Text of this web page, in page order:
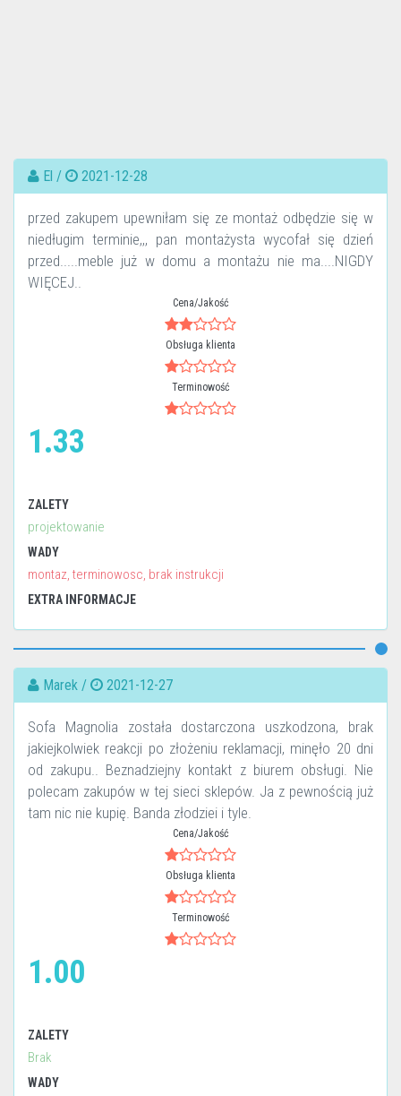
El / 2021-12-28
przed zakupem upewniłam się ze montaż odbędzie się w
niedługim terminie,,, pan montażysta wycofał się dzień
przed.....meble już w domu a montażu nie ma....NIGDY
WIĘCEJ..
Cena/Jakość
Obsługa klienta
Terminowość
1.33
ZALETY
projektowanie
WADY
montaz, terminowosc, brak instrukcji
EXTRA INFORMACJE
Marek / 2021-12-27
Sofa Magnolia została dostarczona uszkodzona, brak
jakiejkolwiek reakcji po złożeniu reklamacji, minęło 20 dni
od zakupu.. Beznadziejny kontakt z biurem obsługi. Nie
polecam zakupów w tej sieci sklepów. Ja z pewnością już
tam nic nie kupię. Banda złodziei i tyle.
Cena/Jakość
Obsługa klienta
Terminowość
1.00
ZALETY
Brak
WADY